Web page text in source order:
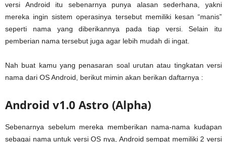
versi Android itu sebenarnya punya alasan sederhana, yakni
mereka ingin sistem operasinya tersebut memiliki kesan “manis”
seperti nama yang diberikannya pada tiap versi. Selain itu
pemberian nama tersebut juga agar lebih mudah di ingat.
Nah buat kamu yang penasaran soal urutan atau tingkatan versi
nama dari OS Android, berikut mimin akan berikan daftarnya :
Android v1.0 Astro (Alpha)
Sebenarnya sebelum mereka memberikan nama-nama kudapan
sebagai nama untuk versi OS nya, Android sempat memiliki 2 versi